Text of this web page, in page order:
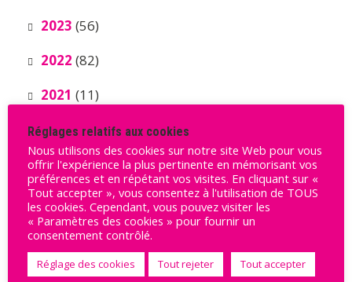
2023 (56)
2022 (82)
2021 (11)
Ils nous soutiennent
Réglages relatifs aux cookies
Nous utilisons des cookies sur notre site Web pour vous
offrir l'expérience la plus pertinente en mémorisant vos
préférences et en répétant vos visites. En cliquant sur «
Tout accepter », vous consentez à l'utilisation de TOUS
les cookies. Cependant, vous pouvez visiter les
« Paramètres des cookies » pour fournir un
consentement contrôlé.
Réglage des cookies Tout rejeter Tout accepter